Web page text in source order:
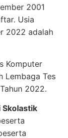
2001
Usia
2022 adalah
Komputer
Lembaga Tes
2022.
Skolastik